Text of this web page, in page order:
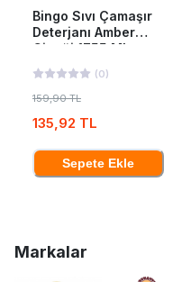
Bingo Sıvı Çamaşır
Deterjanı Amber
Çiçeği 1755 Ml
(0)
159,90 TL
135,92 TL
Sepete Ekle
Markalar